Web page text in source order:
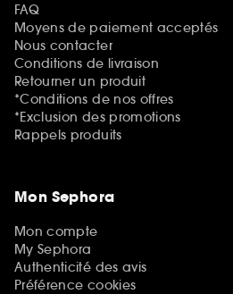
FAQ
Moyens de paiement acceptés
Nous contacter
Conditions de livraison
Retourner un produit
*Conditions de nos offres
*Exclusion des promotions
Rappels produits
Mon Sephora
Mon compte
My Sephora
Authenticité des avis
Préférence cookies